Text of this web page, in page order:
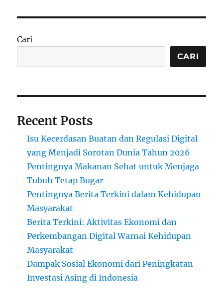
Cari
CARI
Recent Posts
Isu Kecerdasan Buatan dan Regulasi Digital
yang Menjadi Sorotan Dunia Tahun 2026
Pentingnya Makanan Sehat untuk Menjaga
Tubuh Tetap Bugar
Pentingnya Berita Terkini dalam Kehidupan
Masyarakat
Berita Terkini: Aktivitas Ekonomi dan
Perkembangan Digital Warnai Kehidupan
Masyarakat
Dampak Sosial Ekonomi dari Peningkatan
Investasi Asing di Indonesia